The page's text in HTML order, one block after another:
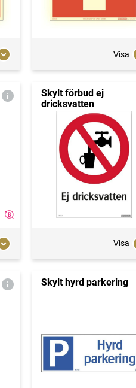
Visa
Skylt förbud ej
dricksvatten
Visa
Skylt hyrd parkering